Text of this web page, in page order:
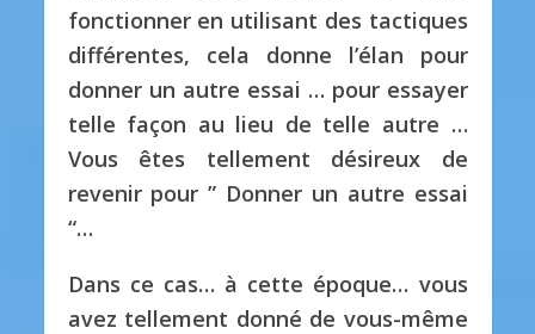
fonctionner en utilisant des tactiques
différentes, cela donne l’élan pour
donner un autre essai … pour essayer
telle façon au lieu de telle autre …
Vous êtes tellement désireux de
revenir pour ” Donner un autre essai
“…
Dans ce cas… à cette époque… vous
avez tellement donné de vous-même